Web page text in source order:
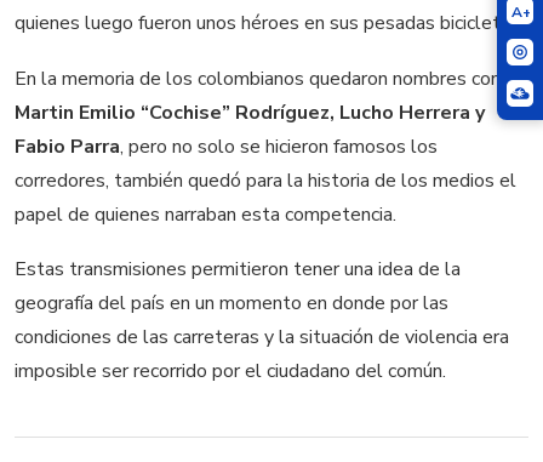
A+
quienes luego fueron unos héroes en sus pesadas bicicletas.
En la memoria de los colombianos quedaron nombres como
Martin Emilio “Cochise” Rodríguez, Lucho Herrera y
Fabio Parra, pero no solo se hicieron famosos los
corredores, también quedó para la historia de los medios el
papel de quienes narraban esta competencia.
Estas transmisiones permitieron tener una idea de la
geografía del país en un momento en donde por las
condiciones de las carreteras y la situación de violencia era
imposible ser recorrido por el ciudadano del común.